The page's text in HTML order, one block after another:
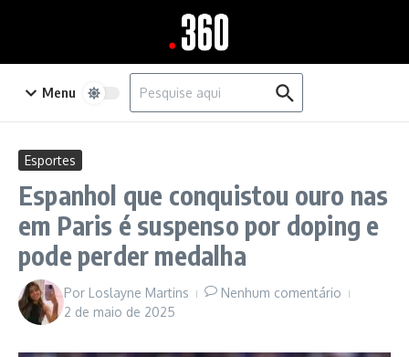
Menu
Procurar por:
Esportes
Espanhol que conquistou ouro nas
em Paris é suspenso por doping e
pode perder medalha
Por Loslayne Martins
Nenhum comentário
2 de maio de 2025